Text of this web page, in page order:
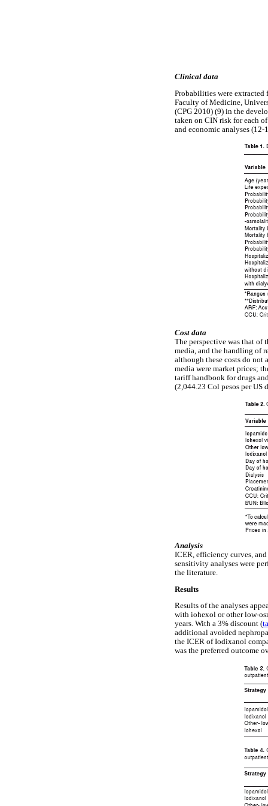
Clinical data
Probabilities were extracted
Faculty of Medicine,
(CPG 2010) (9) in the
taken on CIN risk for each
and economic analyses
Cost data
The perspective was that of
media, and the handling of
although these costs do not
media were market prices;
tariff handbook for drugs
(2,044.23 Col pesos per US
Analysis
ICER, efficiency curves,
sensitivity analyses were
the literature.
Results
Results of the analyses
with iohexol or other low-
years. With a 3% discount (
additional avoided
the ICER of Iodixanol
was the preferred outcome